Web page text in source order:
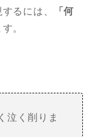
るには、
「何
。
泣く削りま